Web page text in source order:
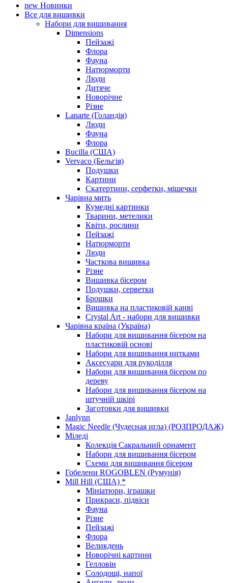
new Новинки
Все для вишивки
Набори для вишивання
Dimensions
Пейзажі
Флора
Фауна
Натюрморти
Люди
Дитяче
Новорічне
Різне
Lanarte (Голандія)
Люди
Фауна
Флора
Bucilla (США)
Vervaco (Бельгія)
Подушки
Картини
Скатертини, серфетки, мішечки
Чарiвна мить
Кумедні картинки
Тварини, метелики
Квіти, рослини
Пейзажі
Натюрморти
Люди
Часткова вишивка
Різне
Вишивка бісером
Подушки, серветки
Брошки
Вишивка на пластиковій канві
Crystal Art - набори для вишивки
Чарівна країна (Україна)
Набори для вишивання бісером на
пластиковій основі
Набори для вишивання нитками
Аксесуари для рукоділля
Набори для вишивання бісером по
дереву
Набори для вишивання бісером на
штучній шкірі
Заготовки для вишивки
Janlynn
Magic Needle (Чудесная игла) (РОЗПРОДАЖ)
Міледі
Колекція Сакральний орнамент
Набори для вишивання бісером
Схеми для вишивання бісером
Гобелени ROGOBLEN (Румунія)
Mill Hill (США) *
Мініатюри, іграшки
Прикраси, підвіси
Фауна
Різне
Пейзажі
Флора
Великдень
Новорічні картини
Гелловін
Солодощі, напої